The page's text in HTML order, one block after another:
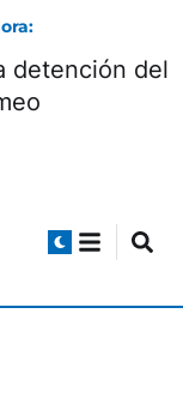
detención del